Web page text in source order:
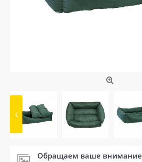
Обращаем ваше внимание